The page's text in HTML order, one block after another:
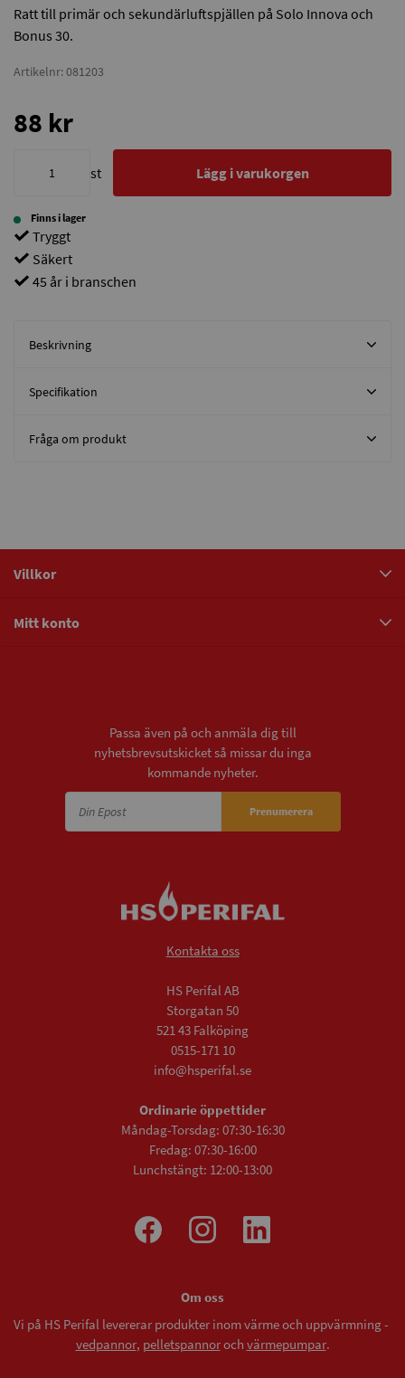
Ratt till primär och sekundärluftspjällen på Solo Innova och
Bonus 30.
Artikelnr: 081203
88 kr
st Lägg i varukorgen
Finns i lager
Tryggt
Säkert
45 år i branschen
Beskrivning
Specifikation
Fråga om produkt
Villkor
Mitt konto
Passa även på och anmäla dig till
nyhetsbrevsutskicket så missar du inga
kommande nyheter.
Prenumerera
Kontakta oss
HS Perifal AB
Storgatan 50
521 43 Falköping
0515-171 10
info@hsperifal.se
Ordinarie öppettider
Måndag-Torsdag: 07:30-16:30
Fredag: 07:30-16:00
Lunchstängt: 12:00-13:00
Om oss
Vi på HS Perifal levererar produkter inom värme och uppvärmning -
vedpannor, pelletspannoroch värmepumpar.